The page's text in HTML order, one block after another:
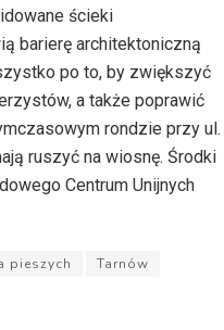
ścieki
barierę architektoniczną
po to, by zwiększyć
a także poprawić
rondzie przy ul.
ruszyć na wiosnę. Środki
Centrum Unijnych
pieszych
Tarnów